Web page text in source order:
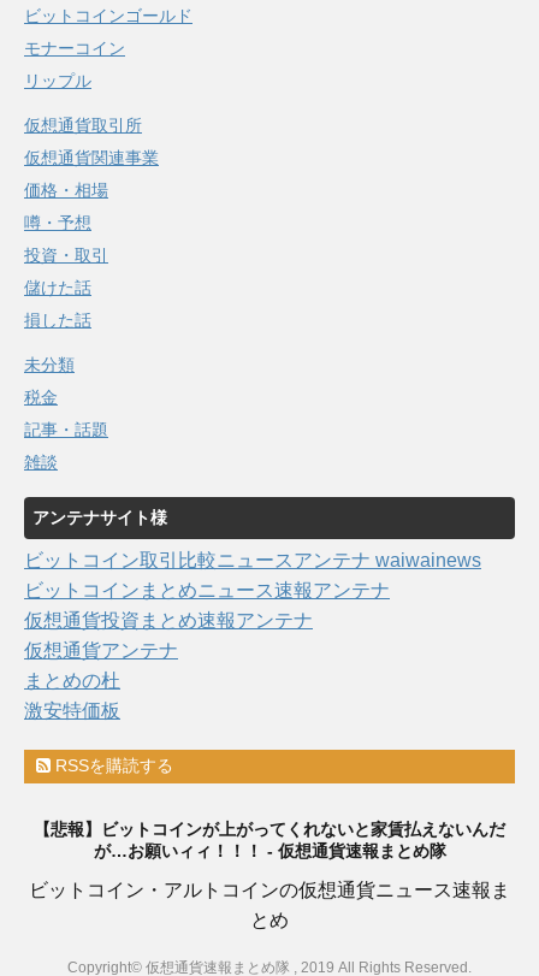
ビットコインゴールド
モナーコイン
リップル
仮想通貨取引所
仮想通貨関連事業
価格・相場
噂・予想
投資・取引
儲けた話
損した話
未分類
税金
記事・話題
雑談
アンテナサイト様
ビットコイン取引比較ニュースアンテナ waiwainews
ビットコインまとめニュース速報アンテナ
仮想通貨投資まとめ速報アンテナ
仮想通貨アンテナ
まとめの杜
激安特価板
RSSを購読する
【悲報】ビットコインが上がってくれないと家賃払えないんだ
が…お願いィィ！！！ - 仮想通貨速報まとめ隊
ビットコイン・アルトコインの仮想通貨ニュース速報ま
とめ
Copyright© 仮想通貨速報まとめ隊 , 2019 All Rights Reserved.